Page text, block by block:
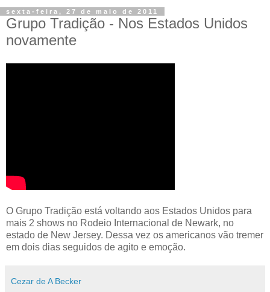
sexta-feira, 27 de maio de 2011
Grupo Tradição - Nos Estados Unidos
novamente
O Grupo Tradição está voltando aos Estados Unidos para
mais 2 shows no Rodeio Internacional de Newark, no
estado de New Jersey. Dessa vez os americanos vão tremer
em dois dias seguidos de agito e emoção.
Cezar de A Becker